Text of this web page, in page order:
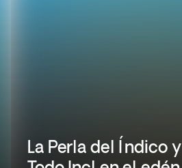
La Perla del Índico y